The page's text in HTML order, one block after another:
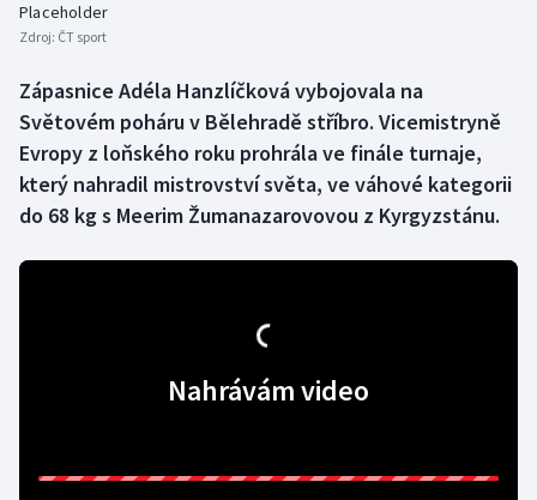
Boby a skeleton
Box
Dostihy
Florbal
Házená
AZ kvíz
Placeholder
Zdroj: ČT sport
Zápasnice Adéla Hanzlíčková vybojovala na
Světovém poháru v Bělehradě stříbro. Vicemistryně
Evropy z loňského roku prohrála ve finále turnaje,
který nahradil mistrovství světa, ve váhové kategorii
do 68 kg s Meerim Žumanazarovovou z Kyrgyzstánu.
Nahrávám video